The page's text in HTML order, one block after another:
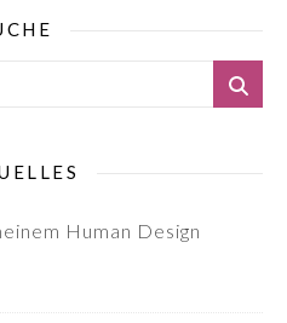
Human Design